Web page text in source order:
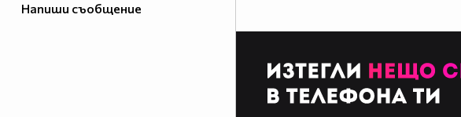
Напиши съобщение